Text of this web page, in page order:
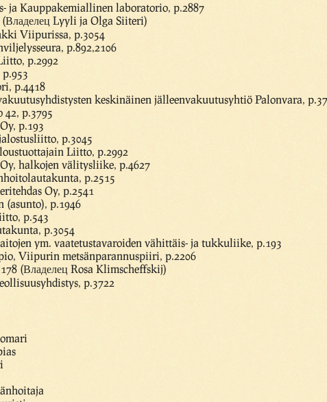
ja Kauppakemiallinen laboratorio, p.2887
Lyyli ja Olga Siiteri)
Viipurissa, p.3054
p.892,2106
p.2992
p.4418
keskinäinen jälleenvakuutusyhtiö Palonvara,
p.3795
p.193
p.3045
Liitto, p.2992
halkojen välitysliike, p.4627
p.2515
Oy, p.2541
p.1946
p.543
p.3054
ym. vaatetustavaroiden vähittäis- ja tukkuliike, p.193
Viipurin metsänparannuspiiri, p.2206
(Владелец Rosa Klimscheffskij)
p.3722